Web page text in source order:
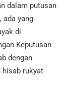
dalam putusan
ada yang
di
Keputusan
dengan
hisab rukyat